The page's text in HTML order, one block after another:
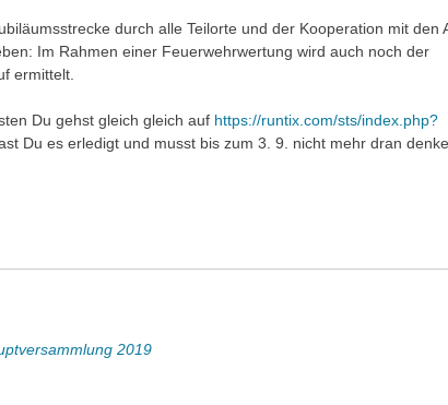
durch alle Teilorte und der Kooperation mit den
Im Rahmen einer Feuerwehrwertung wird auch noch der
ermittelt.
Du gehst gleich gleich auf https://runtix.com/sts/index.php?
Du es erledigt und musst bis zum 3. 9. nicht mehr dran
2019